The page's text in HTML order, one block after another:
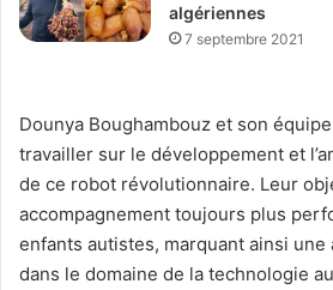
algériennes
7 septembre 2021
Dounya Boughambouz et son
travailler sur le développement et
de ce robot révolutionnaire. Leur
accompagnement toujours plus
enfants autistes, marquant ainsi
dans le domaine de la technologie